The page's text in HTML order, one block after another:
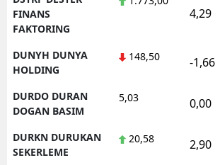
FINANS
FAKTORING
4,29
DUNYH DUNYA
HOLDING
148,50 -1,66
DURDO DURAN
DOGAN BASIM
5,03 0,00
DURKN DURUKAN
SEKERLEME
20,58 2,90